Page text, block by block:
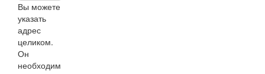
Вы можете
указать
адрес
целиком.
Он
необходим